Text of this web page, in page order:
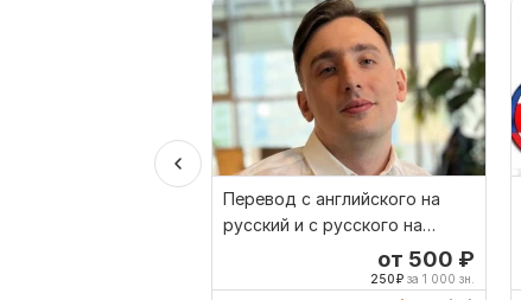
Перевод с английского на
русский и с русского на
от 500 ₽
250₽ за 1 000 зн.